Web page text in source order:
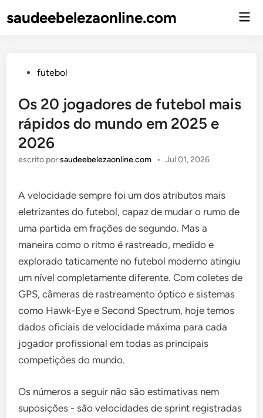
saudeebelezaonline.com
Enviadofutebol
Os 20 jogadores de futebol mais
rápidos do mundo em 2025 e
2026
escrito porsaudeebelezaonline.com • Jul 01, 2026
A velocidade sempre foi um dos atributos mais
eletrizantes do futebol, capaz de mudar o rumo de
uma partida em frações de segundo. Mas a
maneira como o ritmo é rastreado, medido e
explorado taticamente no futebol moderno atingiu
um nível completamente diferente. Com coletes de
GPS, câmeras de rastreamento óptico e sistemas
como Hawk-Eye e Second Spectrum, hoje temos
dados oficiais de velocidade máxima para cada
jogador profissional em todas as principais
competições do mundo.
Os números a seguir não são estimativas nem
suposições - são velocidades de sprint registradas